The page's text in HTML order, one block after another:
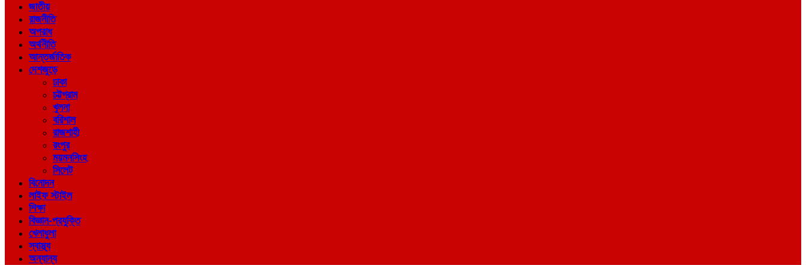
জাতীয়
রাজনীতি
অপরাধ
অর্থনীতি
আন্তর্জাতিক
দেশজুড়ে
ঢাকা
চট্টগ্রাম
খুলনা
বরিশাল
রাজশাহী
রংপুর
ময়মনসিংহ
সিলেট
বিনোদন
লাইফ স্টাইল
শিক্ষা
বিজ্ঞান-প্রযুক্তি
খেলাধুলা
স্বাস্থ্য
অন্যান্য